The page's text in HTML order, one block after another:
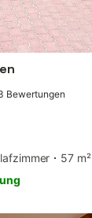
Bewertungen
57 m²